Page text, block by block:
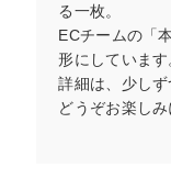
る一枚。
ECチームの「
形にしています
詳細は、少しず
どうぞお楽しみ